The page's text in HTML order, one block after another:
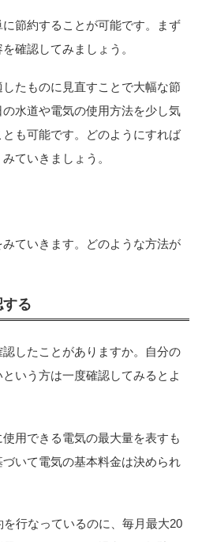
節約することが可能です。まず
確認してみましょう。
たものに見直すことで大幅な節
水道や電気の使用方法を少し気
も可能です。どのようにすれば
ていきましょう。
ていきます。どのような方法が
る
したことがありますか。自分の
いう方は一度確認してみるとよ
用できる電気の最大量を表すも
いて電気の基本料金は決められ
行なっているのに、毎月最大20